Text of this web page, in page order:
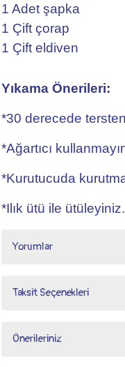
1 Adet şapka
1 Çift çorap
1 Çift eldiven
Yıkama Önerileri:
*30 derecede tersten
*Ağartıcı
*Kurutucuda
*Ilık ütü ile ütüleyiniz.
Yorumlar
Taksit Seçenekleri
Önerileriniz